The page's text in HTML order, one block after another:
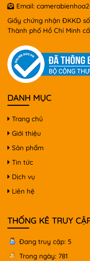
Email:
Giấy chứng nhận ĐKKD
Thành phố Hồ Chí Minh
DANH MỤC
Trang chủ
Giới thiệu
Sản phẩm
Tin tức
Dịch vụ
Liên hệ
THỐNG KÊ TRUY
Đang truy cập: 5
Trong ngày: 781